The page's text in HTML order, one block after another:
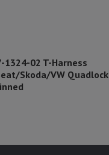
1324-02 T-Harness
Skoda/VW Quadlock